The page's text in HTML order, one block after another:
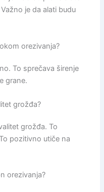
je da alati budu
orezivanja?
To sprečava širenje
grane.
grožđa?
grožđa. To
pozitivno utiče na
orezivanja?